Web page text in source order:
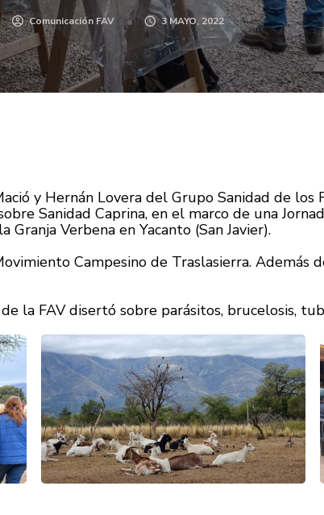
Comunicación FAV 3 MAYO, 2022
y Hernán Lovera del Grupo Sanidad de
Sanidad Caprina, en el marco de una
Verbena en Yacanto (San Javier).
Campesino de Traslasierra. Además
la FAV disertó sobre parásitos, brucelosis,